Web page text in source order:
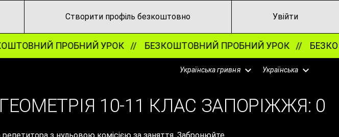
Створити профіль безкоштовно Увійти
ПРОБНИЙ УРОК //БЕЗКОШТОВНИЙ ПРОБНИЙ УРОК //
Українська гривня Українська
10-11 КЛАС ЗАПОРІЖЖЯ: 0